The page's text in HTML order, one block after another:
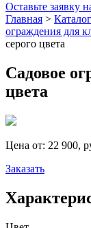
Оставьте заявку
Главная >
ограждения для
серого цвета
Садовое
цвета
Цена от: 22 900,
Заказать